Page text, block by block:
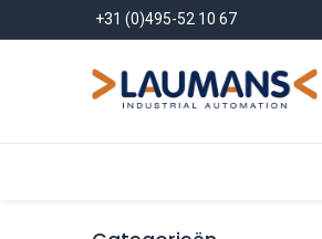
+31 (0)495-52 10 67